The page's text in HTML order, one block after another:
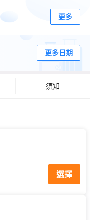
更多
更多日期
須知
選擇